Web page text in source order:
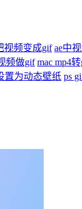
视频变成gif ae中
频做gif mac mp4
置为动态壁纸 ps